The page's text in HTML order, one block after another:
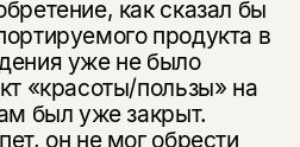
как сказал бы
продукта в
уже не было
«красоты/пользы» на
был уже закрыт.
он не мог обрести